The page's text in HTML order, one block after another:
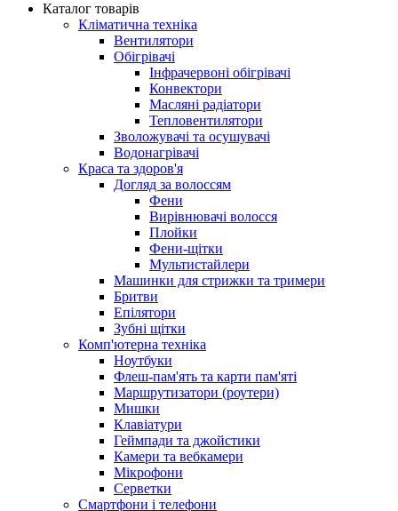
Каталог товарів
Кліматична техніка
Вентилятори
Обігрівачі
Інфрачервоні обігрівачі
Конвектори
Масляні радіатори
Тепловентилятори
Зволожувачі та осушувачі
Водонагрівачі
Краса та здоров'я
Догляд за волоссям
Фени
Вирівнювачі волосся
Плойки
Фени-щітки
Мультистайлери
Машинки для стрижки та тримери
Бритви
Епілятори
Зубні щітки
Комп'ютерна техніка
Ноутбуки
Флеш-пам'ять та карти пам'яті
Маршрутизатори (роутери)
Мишки
Клавіатури
Геймпади та джойстики
Камери та вебкамери
Мікрофони
Серветки
Смартфони і телефони